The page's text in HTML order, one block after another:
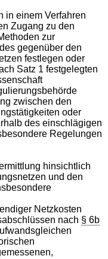
in einem Verfahren
Zugang zu den
zur
gegenüber den
festlegen oder
Satz 1 festgelegten
zwischen den
oder
des einschlägigen
Regelungen
hinsichtlich
und den
Netzkosten
nach § 6b